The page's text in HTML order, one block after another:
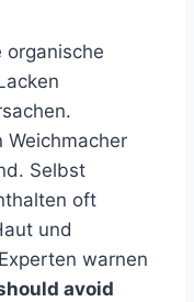
organische
Selbst
oft
und
warnen
avoid